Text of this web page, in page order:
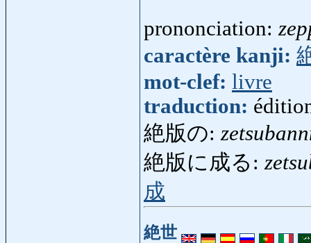
prononciation:
caractère kanji:
mot-clef: livre
traduction:
絶版の:
絶版に成る:
成
絶世